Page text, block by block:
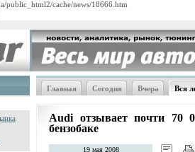
public_html2/cache/news/18666.htm
Главная Сегодня Вчера Вся
Audi отзывает почти
бензобаке
19 мая 2008